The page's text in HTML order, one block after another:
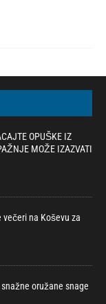
OPUŠKE IZ
MOŽE IZAZVATI
na Koševu za
oružane snage